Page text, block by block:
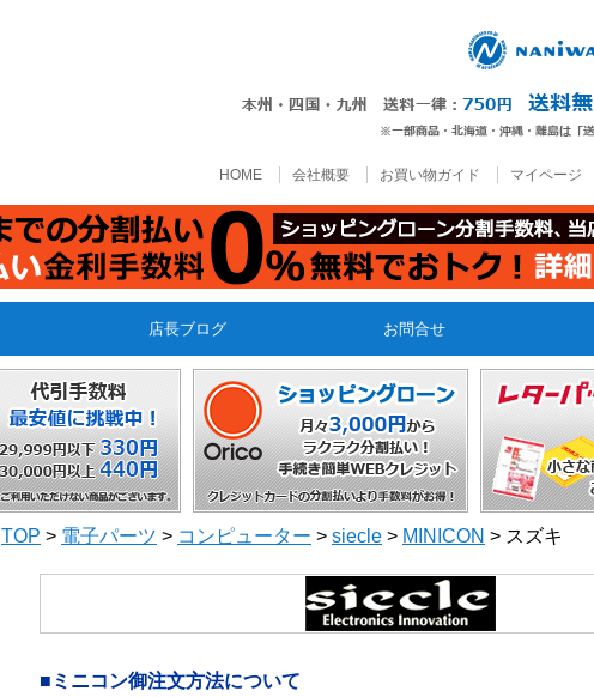
HOME 会社概要 お買い物ガイド マイページ
店長ブログ お問合せ
TOP > 電子パーツ > コンピューター > siecle > MINICON > スズキ
■ミニコン御注文方法について